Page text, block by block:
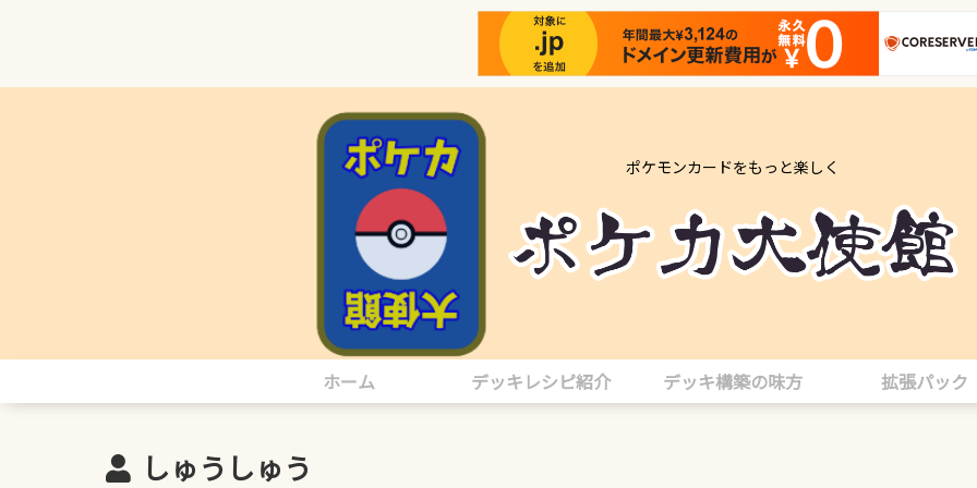
ポケモンカードをもっと楽しく
ホーム デッキレシピ紹介 デッキ構築の味方 拡張パック
しゅうしゅう